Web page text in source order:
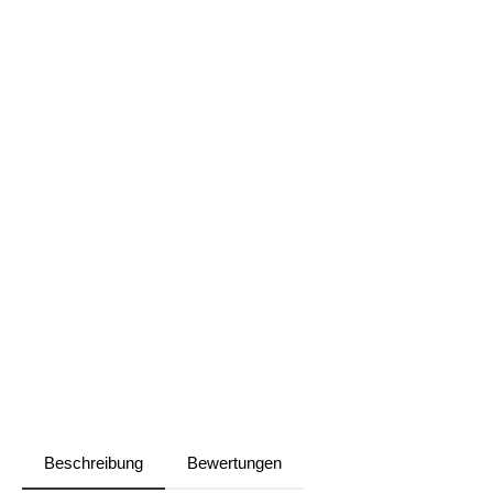
Beschreibung Bewertungen